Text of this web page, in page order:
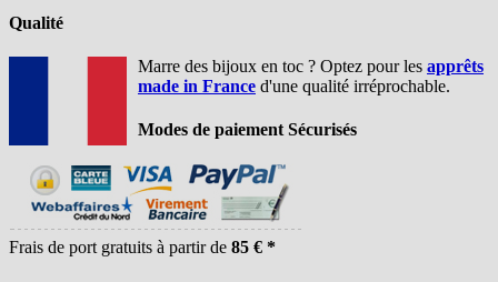
Qualité
Marre des bijoux en toc ? Optez pour les apprêts
made in France d'une qualité irréprochable.
Modes de paiement Sécurisés
Frais de port gratuits à partir de 85 € *